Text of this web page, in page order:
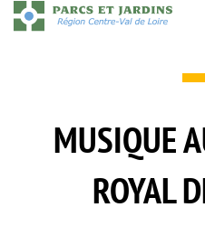
Aller
au
MUSIQUE
ROYAL